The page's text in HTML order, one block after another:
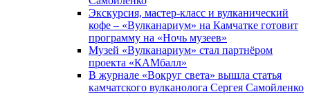
Экскурсия, мастер-класс и вулканический
кофе – «Вулканариум» на Камчатке готовит
программу на «Ночь музеев»
Музей «Вулканариум» стал партнёром
проекта «КАМбалл»
В журнале «Вокруг света» вышла статья
камчатского вулканолога Сергея Самойленко